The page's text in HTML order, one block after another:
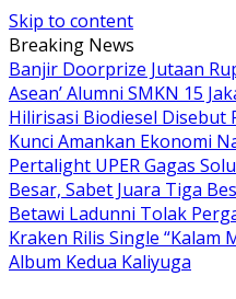
Skip to content
Breaking News
Banjir Doorprize Jutaan
Asean’ Alumni SMKN 15
Hilirisasi Biodiesel Disebut
Kunci Amankan Ekonomi
Pertalight UPER Gagas
Besar, Sabet Juara Tiga
Betawi Ladunni Tolak
Kraken Rilis Single “Kalam
Album Kedua Kaliyuga